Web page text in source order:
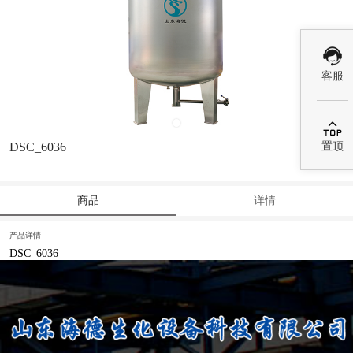
客服

置顶
DSC_6036
商品 详情
产品详情
DSC_6036